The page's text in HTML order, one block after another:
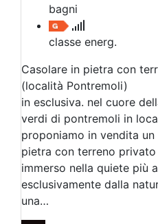
bagni
classe energ.
Casolare in pietra con
(località Pontremoli)
in esclusiva. nel cuore
verdi di pontremoli in
proponiamo in vendita
pietra con terreno
immerso nella quiete più
esclusivamente dalla
una…